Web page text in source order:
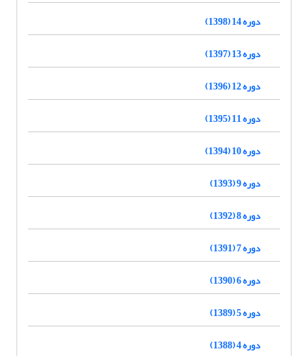
دوره 14 (1398)
دوره 13 (1397)
دوره 12 (1396)
دوره 11 (1395)
دوره 10 (1394)
دوره 9 (1393)
دوره 8 (1392)
دوره 7 (1391)
دوره 6 (1390)
دوره 5 (1389)
دوره 4 (1388)